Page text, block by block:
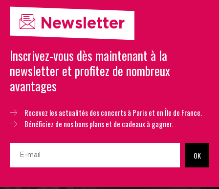
Newsletter
Inscrivez-vous dès maintenant à la
newsletter et profitez de nombreux
avantages
Recevez les actualités des concerts à Paris et en Île de France.
Bénéficiez de nos bons plans et de cadeaux à gagner.
OK